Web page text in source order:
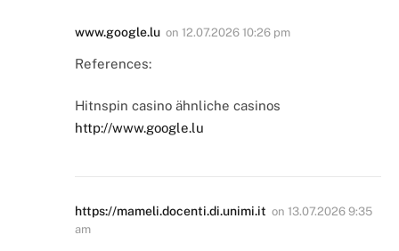
www.google.lu on 12.07.2026 10:26 pm
References:
Hitnspin casino ähnliche casinos
http://www.google.lu
https://mameli.docenti.di.unimi.it on 13.07.2026 9:35
am